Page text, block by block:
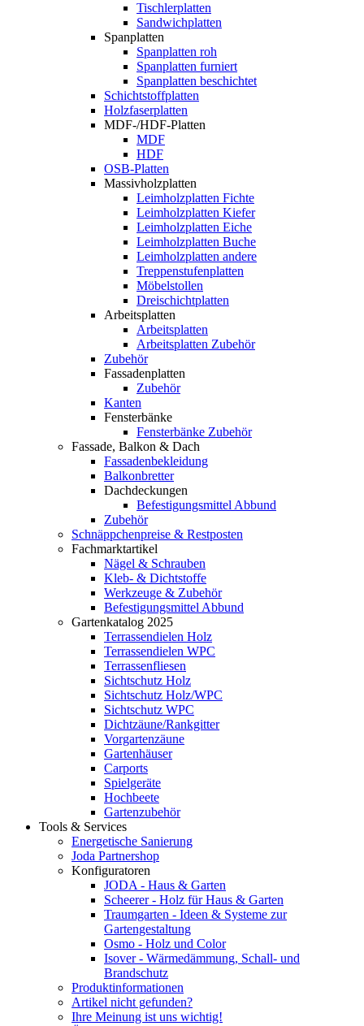
Tischlerplatten
Sandwichplatten
Spanplatten
Spanplatten roh
Spanplatten furniert
Spanplatten beschichtet
Schichtstoffplatten
Holzfaserplatten
MDF-/HDF-Platten
MDF
HDF
OSB-Platten
Massivholzplatten
Leimholzplatten Fichte
Leimholzplatten Kiefer
Leimholzplatten Eiche
Leimholzplatten Buche
Leimholzplatten andere
Treppenstufenplatten
Möbelstollen
Dreischichtplatten
Arbeitsplatten
Arbeitsplatten
Arbeitsplatten Zubehör
Zubehör
Fassadenplatten
Zubehör
Kanten
Fensterbänke
Fensterbänke Zubehör
Fassade, Balkon & Dach
Fassadenbekleidung
Balkonbretter
Dachdeckungen
Befestigungsmittel Abbund
Zubehör
Schnäppchenpreise & Restposten
Fachmarktartikel
Nägel & Schrauben
Kleb- & Dichtstoffe
Werkzeuge & Zubehör
Befestigungsmittel Abbund
Gartenkatalog 2025
Terrassendielen Holz
Terrassendielen WPC
Terrassenfliesen
Sichtschutz Holz
Sichtschutz Holz/WPC
Sichtschutz WPC
Dichtzäune/Rankgitter
Vorgartenzäune
Gartenhäuser
Carports
Spielgeräte
Hochbeete
Gartenzubehör
Tools & Services
Energetische Sanierung
Joda Partnershop
Konfiguratoren
JODA - Haus & Garten
Scheerer - Holz für Haus & Garten
Traumgarten - Ideen & Systeme zur
Gartengestaltung
Osmo - Holz und Color
Isover - Wärmedämmung, Schall- und
Brandschutz
Produktinformationen
Artikel nicht gefunden?
Ihre Meinung ist uns wichtig!